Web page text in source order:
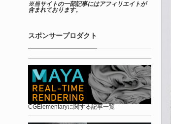
※当サイトの一部記事にはアフィリエイトが
含まれております。
スポンサープロダクト
CGElementaryに関する記事一覧